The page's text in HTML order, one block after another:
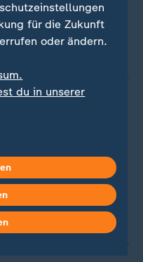
für die Zukunft
oder ändern.
du in unserer